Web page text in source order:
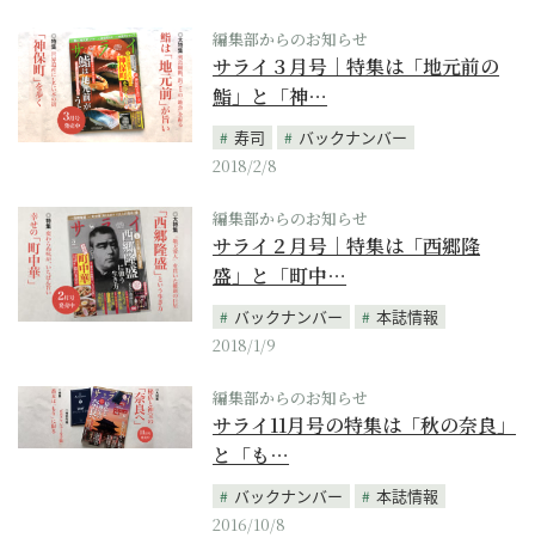
編集部からのお知らせ
サライ３月号｜特集は「地元前の
鮨」と「神…
寿司
バックナンバー
2018/2/8
編集部からのお知らせ
サライ２月号｜特集は「西郷隆
盛」と「町中…
バックナンバー
本誌情報
2018/1/9
編集部からのお知らせ
サライ11月号の特集は「秋の奈良」
と「も…
バックナンバー
本誌情報
2016/10/8